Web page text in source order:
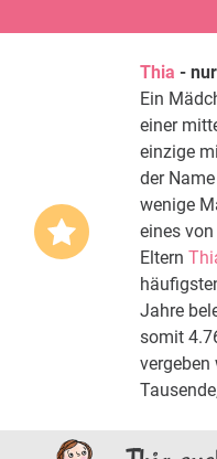
Thia -
Ein
einer
einzige
der
wenige
eines
Eltern
Jahre
somit
vergeben